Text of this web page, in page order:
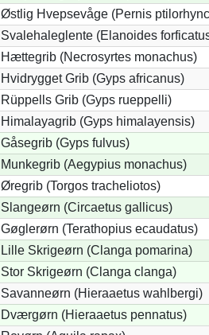
Østlig Hvepsevåge (Pernis
Svalehaleglente (Elanoides
Hættegrib (Necrosyrtes monachus)
Hvidrygget Grib (Gyps africanus)
Rüppells Grib (Gyps rueppelli)
Himalayagrib (Gyps himalayensis)
Gåsegrib (Gyps fulvus)
Munkegrib (Aegypius monachus)
Øregrib (Torgos tracheliotos)
Slangeørn (Circaetus gallicus)
Gøglerørn (Terathopius ecaudatus)
Lille Skrigeørn (Clanga pomarina)
Stor Skrigeørn (Clanga clanga)
Savanneørn (Hieraaetus wahlbergi)
Dværgørn (Hieraaetus pennatus)